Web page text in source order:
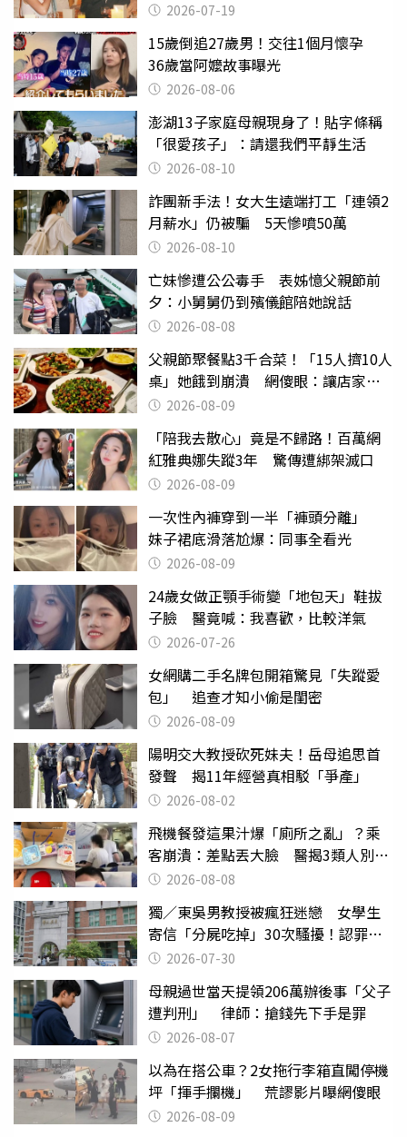
2026-07-19
15歲倒追27歲男！交往1個月懷孕
36歲當阿嬤故事曝光
2026-08-06
澎湖13子家庭母親現身了！貼字條稱
「很愛孩子」：請還我們平靜生活
2026-08-10
詐團新手法！女大生遠端打工「連領2
月薪水」仍被騙 5天慘噴50萬
2026-08-10
亡妹慘遭公公毒手 表姊憶父親節前
夕：小舅舅仍到殯儀館陪她說話
2026-08-08
父親節聚餐點3千合菜！「15人擠10人
桌」她餓到崩潰 網傻眼：讓店家看
笑話2026-08-09
「陪我去散心」竟是不歸路！百萬網
紅雅典娜失蹤3年 驚傳遭綁架滅口
2026-08-09
一次性內褲穿到一半「褲頭分離」
妹子裙底滑落尬爆：同事全看光
2026-08-09
24歲女做正顎手術變「地包天」鞋拔
子臉 醫竟喊：我喜歡，比較洋氣
2026-07-26
女網購二手名牌包開箱驚見「失蹤愛
包」 追查才知小偷是閨密
2026-08-09
陽明交大教授砍死妹夫！岳母追思首
發聲 揭11年經營真相駁「爭產」
2026-08-02
飛機餐發這果汁爆「廁所之亂」？乘
客崩潰：差點丟大臉 醫揭3類人別亂
喝 2026-08-08
獨／東吳男教授被瘋狂迷戀 女學生
寄信「分屍吃掉」30次騷擾！認罪免
關 2026-07-30
母親過世當天提領206萬辦後事「父子
遭判刑」 律師：搶錢先下手是罪
2026-08-07
以為在搭公車？2女拖行李箱直闖停機
坪「揮手攔機」 荒謬影片曝網傻眼
2026-08-09